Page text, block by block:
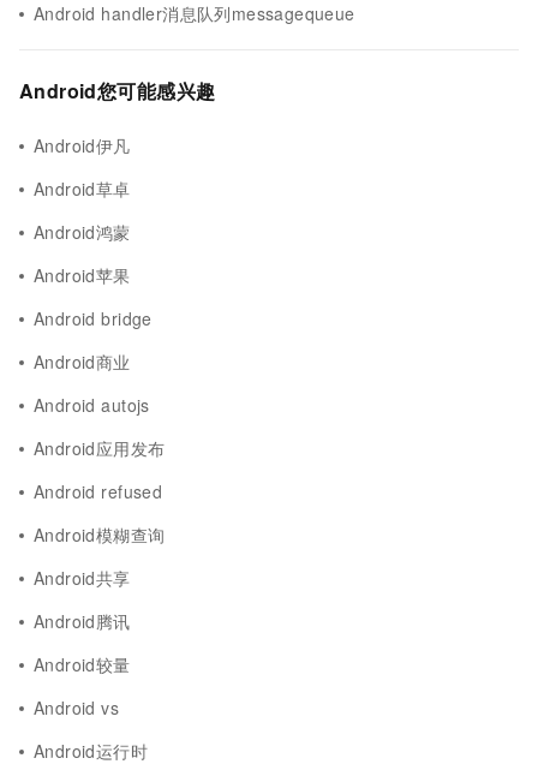
Android handler消息队列messagequeue
Android您可能感兴趣
Android伊凡
Android草卓
Android鸿蒙
Android苹果
Android bridge
Android商业
Android autojs
Android应用发布
Android refused
Android模糊查询
Android共享
Android腾讯
Android较量
Android vs
Android运行时